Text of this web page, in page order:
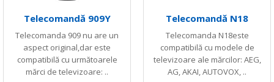
Telecomandă 909Y
Telecomanda 909 nu are un
aspect original,dar este
compatibilă cu următoarele
mărci de televizoare: ..
Telecomandă N18
Telecomanda N18este
compatibilă cu modele de
televizoare ale mărcilor: AEG,
AG, AKAI, AUTOVOX, ..